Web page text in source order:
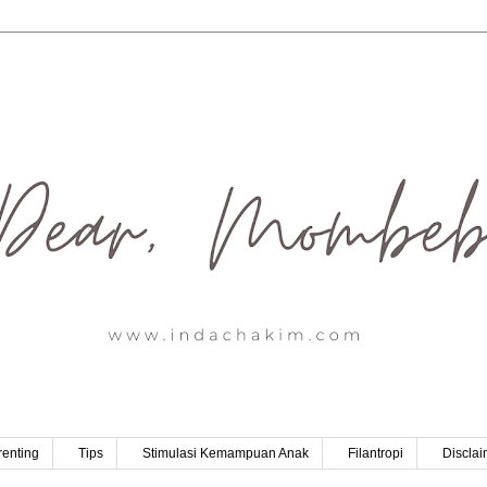
Tips Stimulasi Kemampuan Anak Filantropi